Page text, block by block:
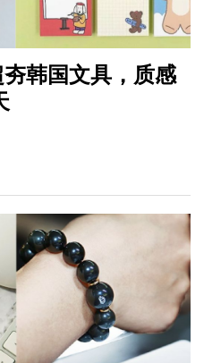
韩国文具，质感